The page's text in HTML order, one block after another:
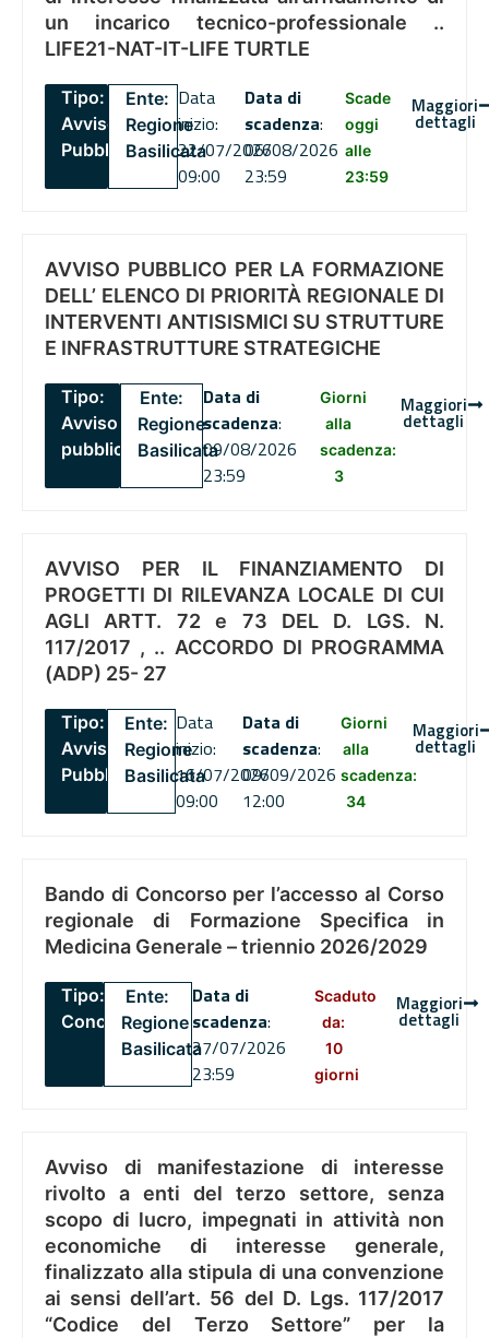
un incarico tecnico-professionale ..
LIFE21-NAT-IT-LIFE TURTLE
Tipo:
Avviso
Pubblico
Ente:
Regione
Basilicata
Data
inizio:
22/07/2026
09:00
Data di
scadenza:
06/08/2026
23:59
Scade
oggi
alle
23:59
Maggiori
dettagli
AVVISO PUBBLICO PER LA FORMAZIONE
DELL’ ELENCO DI PRIORITÀ REGIONALE DI
INTERVENTI ANTISISMICI SU STRUTTURE
E INFRASTRUTTURE STRATEGICHE
Tipo:
Avviso
pubblico
Ente:
Regione
Basilicata
Data di
scadenza:
09/08/2026
23:59
Giorni
alla
scadenza:
3
Maggiori
dettagli
AVVISO PER IL FINANZIAMENTO DI
PROGETTI DI RILEVANZA LOCALE DI CUI
AGLI ARTT. 72 e 73 DEL D. LGS. N.
117/2017 , .. ACCORDO DI PROGRAMMA
(ADP) 25- 27
Tipo:
Avviso
Pubblico
Ente:
Regione
Basilicata
Data
inizio:
16/07/2026
09:00
Data di
scadenza:
09/09/2026
12:00
Giorni
alla
scadenza:
34
Maggiori
dettagli
Bando di Concorso per l’accesso al Corso
regionale di Formazione Specifica in
Medicina Generale – triennio 2026/2029
Tipo:
Concorsi
Ente:
Regione
Basilicata
Data di
scadenza:
27/07/2026
23:59
Scaduto
da:
10
giorni
Maggiori
dettagli
Avviso di manifestazione di interesse
rivolto a enti del terzo settore, senza
scopo di lucro, impegnati in attività non
economiche di interesse generale,
finalizzato alla stipula di una convenzione
ai sensi dell’art. 56 del D. Lgs. 117/2017
“Codice del Terzo Settore” per la